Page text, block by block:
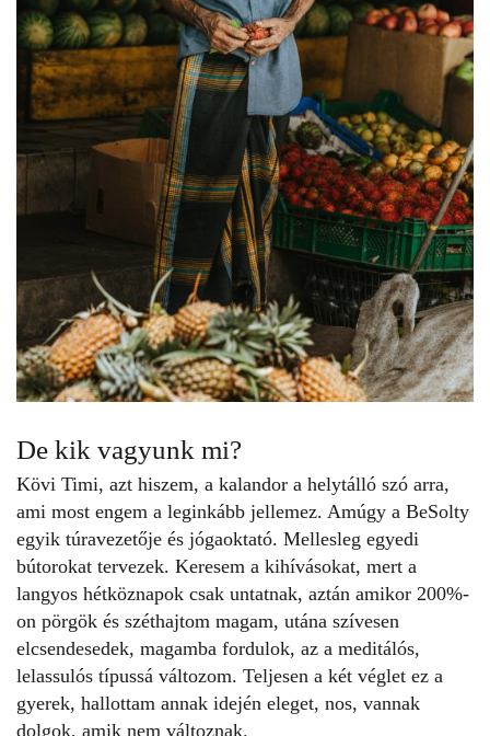
De kik vagyunk mi?
Kövi Timi, azt hiszem, a kalandor a helytálló szó arra,
ami most engem a leginkább jellemez. Amúgy a BeSolty
egyik túravezetője és jógaoktató. Mellesleg egyedi
bútorokat tervezek. Keresem a kihívásokat, mert a
langyos hétköznapok csak untatnak, aztán amikor 200%-
on pörgök és széthajtom magam, utána szívesen
elcsendesedek, magamba fordulok, az a meditálós,
lelassulós típussá változom. Teljesen a két véglet ez a
gyerek, hallottam annak idején eleget, nos, vannak
dolgok, amik nem változnak.